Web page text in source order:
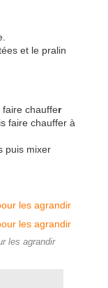
et le pralin
faire chauffer
faire chauffer à
puis mixer
les agrandir